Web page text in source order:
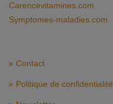
Carencevitamines.com
Symptomes-maladies.com
Contact
Politique de confidentialité